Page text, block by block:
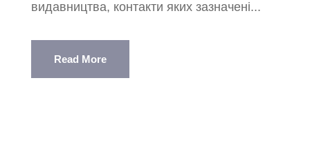
видавництва, контакти яких зазначені...
Read More